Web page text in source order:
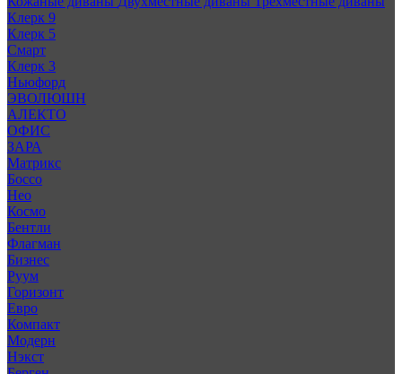
Клерк 9
Клерк 5
Смарт
Клерк 3
Ньюфорд
ЭВОЛЮШН
АЛЕКТО
ОФИС
ЗАРА
Матрикс
Боссо
Нео
Космо
Бентли
Флагман
Бизнес
Руум
Горизонт
Евро
Компакт
Модерн
Нэкст